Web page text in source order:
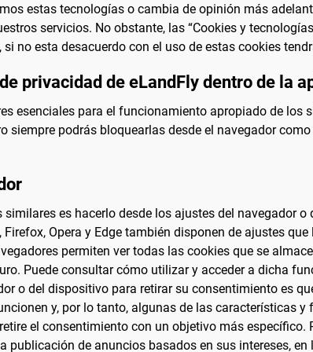
estas tecnologías o cambia de opinión más
servicios. No obstante, las “Cookies y
no esta desacuerdo con el uso de estas cookies
privacidad de eLandFly dentro de la
esenciales para el funcionamiento apropiado de los
siempre podrás bloquearlas desde el navegador
es hacerlo desde los ajustes del navegador
Opera y Edge también disponen de ajustes
permiten ver todas las cookies que se
Puede consultar cómo utilizar y acceder a dicha
o del dispositivo para retirar su consentimiento es
y, por lo tanto, algunas de las características
el consentimiento con un objetivo más específico.
de anuncios basados en sus intereses,